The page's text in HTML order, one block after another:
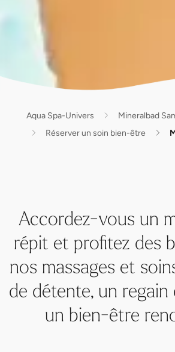
Aqua Spa-Univers
Mineralbad
Réserver un soin bien-être
Accordez-vous un
répit et profitez des
nos massages et
de détente, un regain
un bien-être